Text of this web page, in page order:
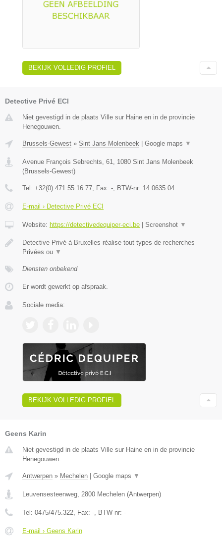
BEKIJK VOLLEDIG PROFIEL
Detective Privé ECI
Niet gevestigd in de plaats Ville sur Haine en in de provincie
Henegouwen.
Brussels-Gewest » Sint Jans Molenbeek Google maps ▼
Avenue François Sebrechts, 61, 1080 Sint Jans Molenbeek
(Brussels-Gewest)
Tel: +32(0) 471 55 16 77, Fax: -, BTW-nr: 14.0635.04
E-mail › Detective Privé ECI
Website: https://detectivedequiper-eci.be Screenshot ▼
Detective Privé à Bruxelles réalise tout types de recherches
Privées ou ▼
Diensten onbekend
Er wordt gewerkt op afspraak.
Sociale media:
BEKIJK VOLLEDIG PROFIEL
Geens Karin
Niet gevestigd in de plaats Ville sur Haine en in de provincie
Henegouwen.
Antwerpen » Mechelen | Google maps ▼
Leuvensesteenweg 2800 Mechelen (Antwerpen)
Tel: 0475/475.322 , Fax: - , BTW-nr: -
E-mail › Geens Karin